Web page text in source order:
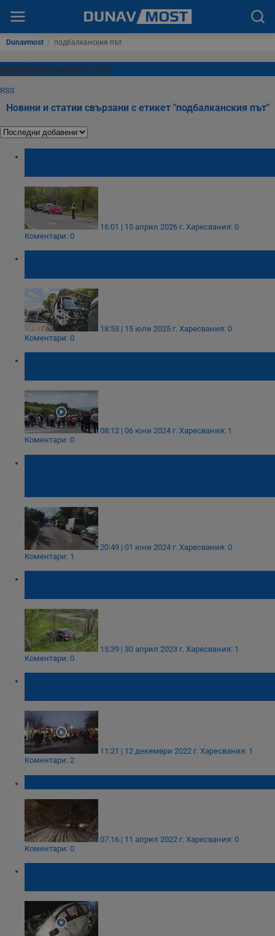
Dunavmost / подбалканския път
подбалканския път
RSS
Новини и статии свързани с етикет "подбалканския път"
16:01 | 15 април 2026 г. Харесвания: 0
Коментари: 0
18:53 | 15 юли 2025 г. Харесвания: 0
Коментари: 0
08:12 | 06 юни 2024 г. Харесвания: 1
Коментари: 0
20:49 | 01 юни 2024 г. Харесвания: 0
Коментари: 1
15:39 | 30 април 2023 г. Харесвания: 1
Коментари: 0
11:21 | 12 декември 2022 г. Харесвания: 1
Коментари: 2
07:16 | 11 април 2022 г. Харесвания: 0
Коментари: 0